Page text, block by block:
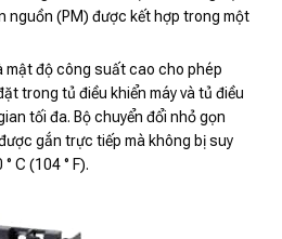
nguồn (PM) được kết hợp trong một
mật độ công suất cao cho phép
trong tủ điều khiển máy và tủ điều
tối đa. Bộ chuyển đổi nhỏ gọn
gắn trực tiếp mà không bị suy
C (104 ° F).